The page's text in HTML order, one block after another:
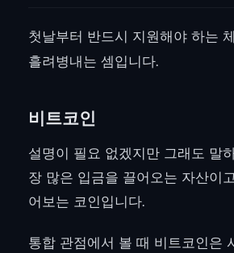
첫날부터 반드시 지원해야 하는
흘려병내는 셈입니다.
비트코인
설명이 필요 없겠지만 그래도 말
장 많은 입금을 끌어오는 자산이
어보는 코인입니다.
통합 관점에서 볼 때 비트코인은